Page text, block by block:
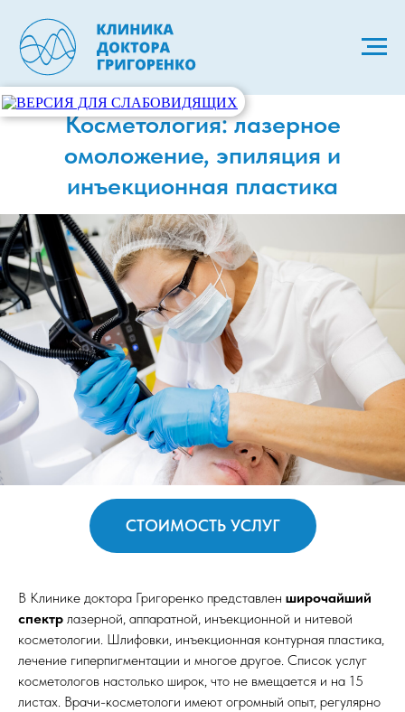
Косметология: лазерное
омоложение, эпиляция и
инъекционная пластика
СТОИМОСТЬ УСЛУГ
В Клинике доктора Григоренко представлен широчайший
спектр лазерной, аппаратной, инъекционной и нитевой
косметологии. Шлифовки, инъекционная контурная пластика,
лечение гиперпигментации и многое другое. Список услуг
косметологов настолько широк, что не вмещается и на 15
листах. Врачи-косметологи имеют огромный опыт, регулярно